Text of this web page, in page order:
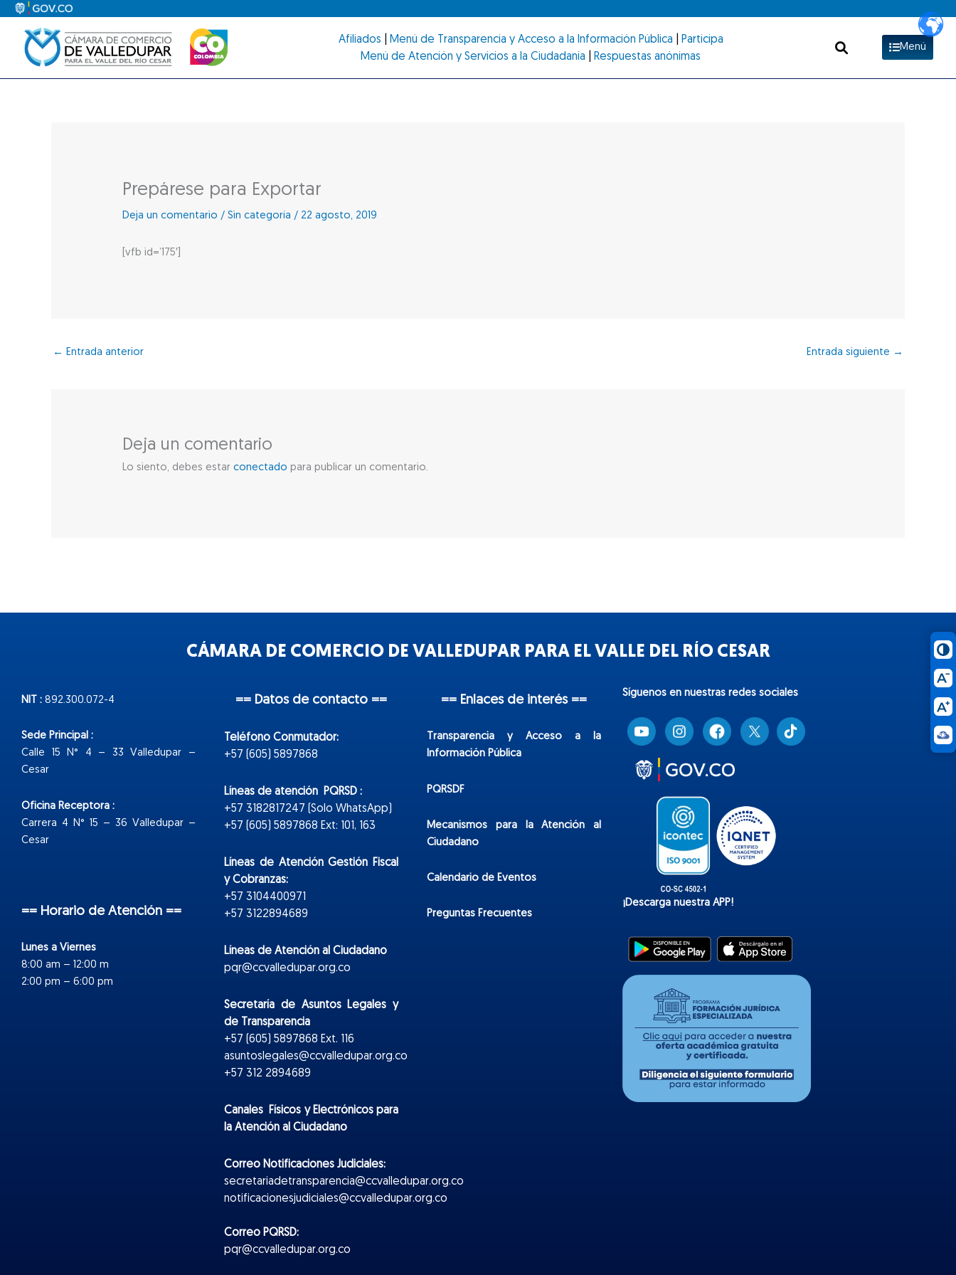
contenido
Afiliados Menú de Transparencia y Acceso a la Información Pública
Participa
Menú de Atención y Servicios a la Ciudadanía
Respuestas anónimas
Menú
Prepárese para Exportar
Deja un comentario /Sin categoría / 22 agosto, 2019
[vfb id=’175′]
← Entrada anterior Entrada siguiente →
Deja un comentario
Lo siento, debes estarconectado para publicar un comentario.
CÁMARA DE COMERCIO DE VALLEDUPAR PARA EL VALLE DEL RÍO CESAR
NIT : 892.300.072-4
Sede Principal :
Calle 15 N° 4 – 33 Valledupar –
Cesar
Oficina Receptora :
Carrera 4 N° 15 – 36 Valledupar –
Cesar
== Horario de Atención ==
Lunes a Viernes
8:00 am – 12:00 m
2:00 pm – 6:00 pm
== Datos de contacto ==
Teléfono Conmutador:
+57 (605) 5897868
Líneas de atención PQRSD :
+57 3182817247 (Solo WhatsApp)
+57 (605) 5897868 Ext: 101, 163
Líneas de Atención Gestión Fiscal
y Cobranzas:
+57 3104400971
+57 3122894689
Líneas de Atención al Ciudadano
pqr@ccvalledupar.org.co
Secretaría de Asuntos Legales y
de Transparencia
+57 (605) 5897868 Ext. 116
asuntoslegales@ccvalledupar.org.co
+57 312 2894689
Canales Físicos yElectrónicospara
la Atención al Ciudadano
Correo Notificaciones Judiciales:
secretariadetransparencia@ccvalledupar.org.co
notificacionesjudiciales@ccvalledupar.org.co
Correo PQRSD:
pqr@ccvalledupar.org.co
== Enlaces de interés ==
Transparencia y Acceso a la
Información Pública
PQRSDF
Mecanismos para la Atención al
Ciudadano
Calendario de Eventos
Preguntas Frecuentes
Síguenos en nuestras redes sociales
T
i
k
¡Descarga nuestra APP!